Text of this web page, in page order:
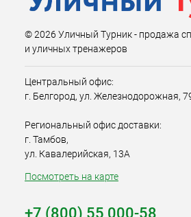
© 2026 Уличный Турник - продажа
и уличных тренажеров
Центральный офис:
г. Белгород, ул. Железнодорожная,
Региональный офис доставки:
г. Тамбов,
ул. Кавалерийская, 13А
Посмотреть на карте
+7 (800) 55 000-58